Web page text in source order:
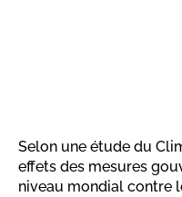
Selon une étude du
effets des mesures
niveau mondial contre